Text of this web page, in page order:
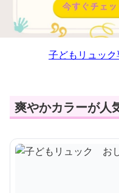
子どもリュッ
爽やかカラーが人